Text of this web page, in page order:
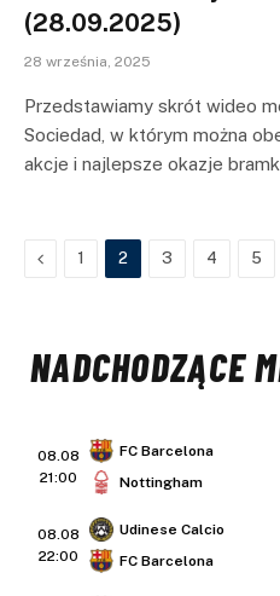
(28.09.2025)
28 września, 2025
Przedstawiamy skrót wideo
Sociedad, w którym można
akcje i najlepsze okazje
Previous
1 2 3 4 5
NADCHODZĄCE
08.08
21:00
FC Barcelona
Nottingham
08.08
22:00
Udinese Calcio
FC Barcelona